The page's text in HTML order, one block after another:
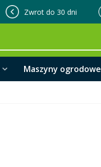
Zwrot do 30 dni
Maszyny ogrodowe